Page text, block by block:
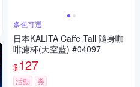
多色可選
日本KALITA Caffe Tall 隨身咖
啡濾杯(天空藍) #04097
$127
活動 券